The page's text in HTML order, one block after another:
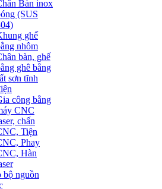
Bàn inox
(SUS
ghế
nhôm
bàn, ghế
ghê bằng
sơn tĩnh
công bằng
CNC
chấn
Tiện
Phay
Hàn
bộ nguồn